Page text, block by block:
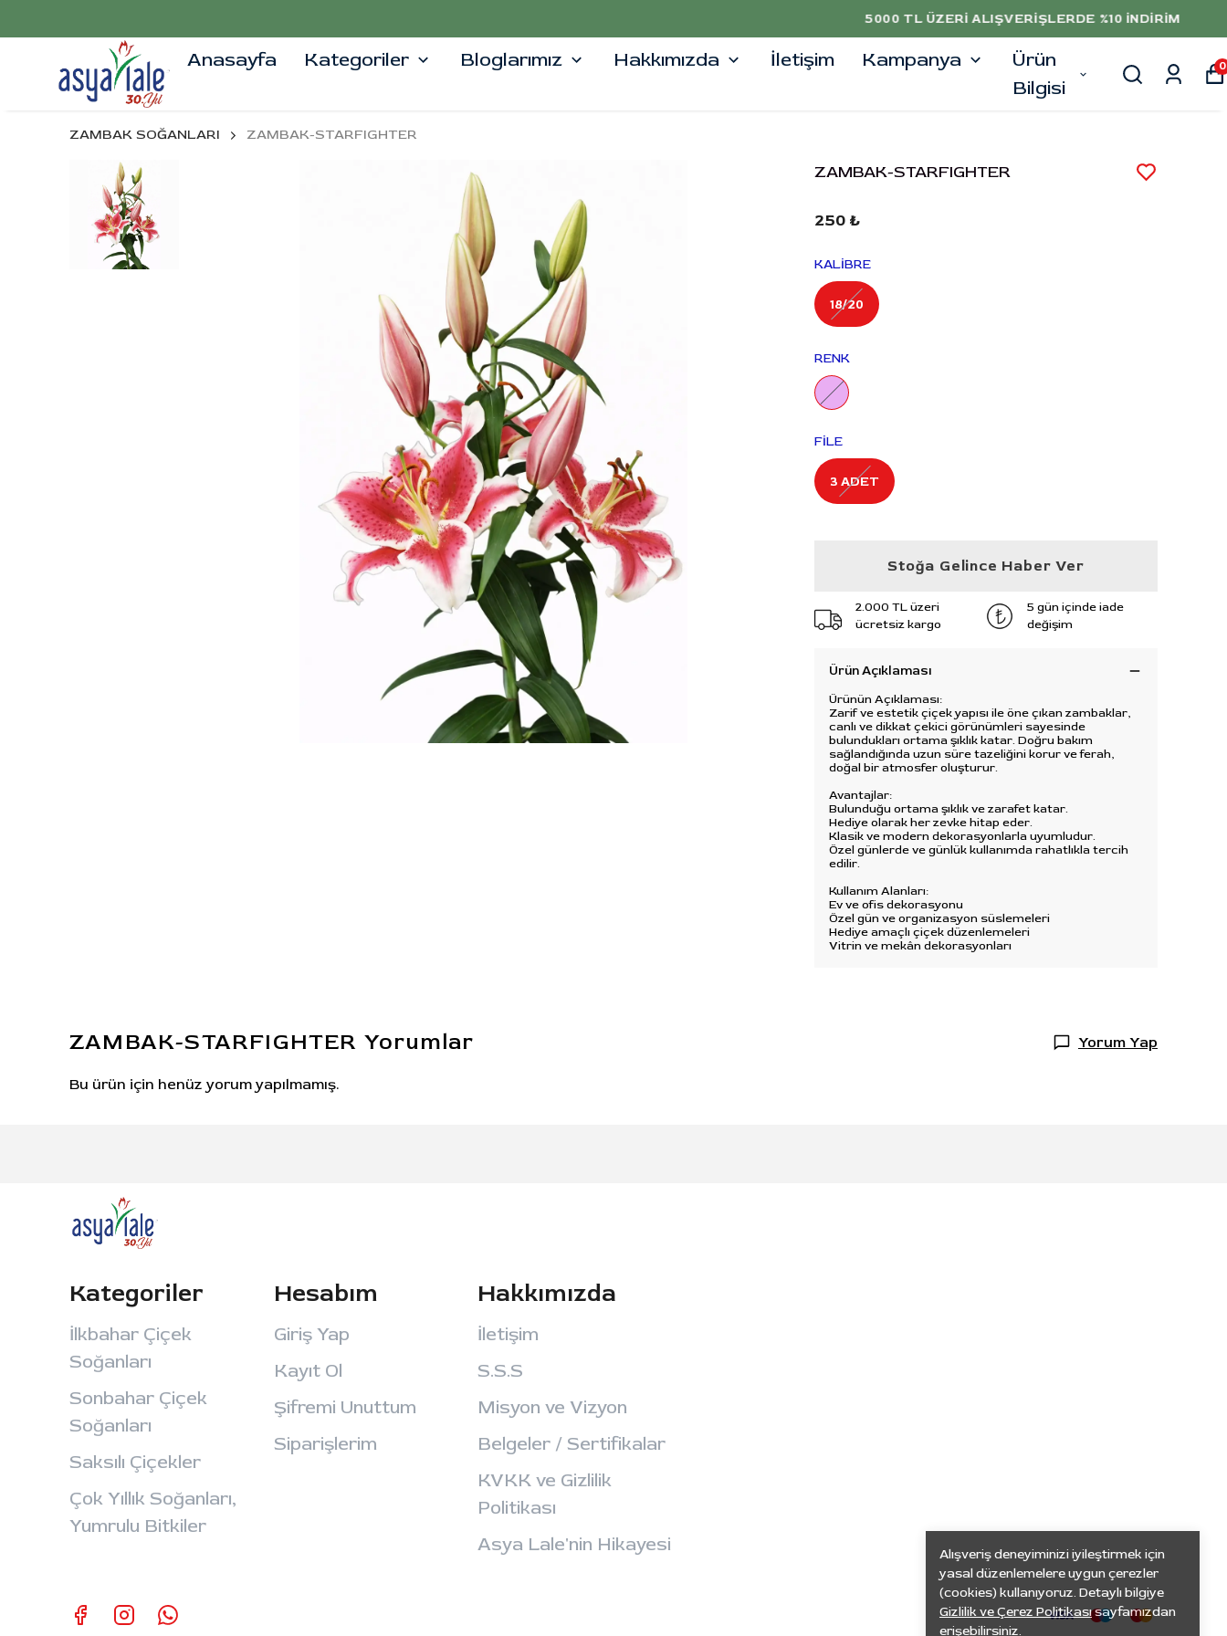
Anasayfa Kategoriler Bloglarımız Hakkımızda İletişim Kampanya
Ürün
Bilgisi
0
Alışveriş deneyiminizi iyileştirmek için
yasal düzenlemelere uygun çerezler
(cookies) kullanıyoruz. Detaylı bilgiye
Gizlilik ve Çerez Politikasısayfamızdan
erişebilirsiniz.
ZAMBAK SOĞANLARI ZAMBAK-STARFIGHTER
ZAMBAK-STARFIGHTER
250 ₺
KALİBRE
18/20
RENK
FİLE
3 ADET
Stoğa Gelince Haber Ver
2.000 TL üzeri
ücretsiz kargo
5 gün içinde iade
değişim
Ürün Açıklaması
Ürünün Açıklaması:
Zarif ve estetik çiçek yapısı ile öne çıkan zambaklar,
canlı ve dikkat çekici görünümleri sayesinde
bulundukları ortama şıklık katar. Doğru bakım
sağlandığında uzun süre tazeliğini korur ve ferah,
doğal bir atmosfer oluşturur.
Avantajlar:
Bulunduğu ortama şıklık ve zarafet katar.
Hediye olarak her zevke hitap eder.
Klasik ve modern dekorasyonlarla uyumludur.
Özel günlerde ve günlük kullanımda rahatlıkla tercih
edilir.
Kullanım Alanları:
Ev ve ofis dekorasyonu
Özel gün ve organizasyon süslemeleri
Hediye amaçlı çiçek düzenlemeleri
Vitrin ve mekân dekorasyonları
ZAMBAK-STARFIGHTER Yorumlar Yorum Yap
Bu ürün için henüz yorum yapılmamış.
Kategoriler
İlkbahar Çiçek
Soğanları
Sonbahar Çiçek
Soğanları
Saksılı Çiçekler
Çok Yıllık Soğanları,
Yumrulu Bitkiler
Hesabım
Giriş Yap
Kayıt Ol
Şifremi Unuttum
Siparişlerim
Hakkımızda
İletişim
S.S.S
Misyon ve Vizyon
Belgeler / Sertifikalar
KVKK ve Gizlilik
Politikası
Asya Lale'nin Hikayesi